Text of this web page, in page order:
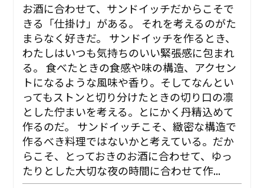
お酒に合わせて、サンドイッチだからこそで
きる「仕掛け」がある。 それを考えるのがた
まらなく好きだ。 サンドイッチを作るとき、
わたしはいつも気持ちのいい緊張感に包まれ
る。 食べたときの食感や味の構造、アクセン
トになるような風味や香り。そしてなんとい
ってもストンと切り分けたときの切り口の凛
とした佇まいを考える。とにかく丹精込めて
作るのだ。 サンドイッチこそ、緻密な構造で
作るべき料理ではないかと考えている。だか
らこそ、とっておきのお酒に合わせて、ゆっ
たりとした大切な夜の時間に合わせて作...